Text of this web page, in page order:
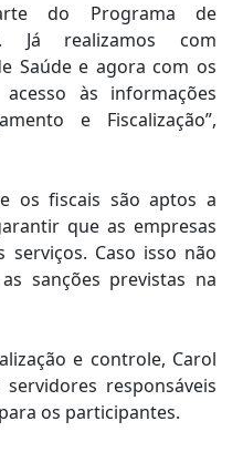
do Programa de
Já realizamos com
Saúde e agora com os
às informações
e Fiscalização”,
os fiscais são aptos a
que as empresas
Caso isso não
sanções previstas na
e controle, Carol
responsáveis
os participantes.